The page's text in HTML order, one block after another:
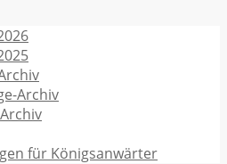
Archiv
für Königsanwärter